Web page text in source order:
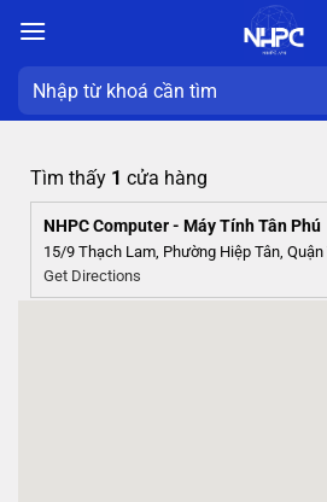
đến
nội
dung
Search
for:
Tìm thấy 1 cửa hàng
NHPC Computer - Máy Tính Tân Phú
15/9 Thạch Lam, Phường Hiệp Tân, Quận
Get Directions